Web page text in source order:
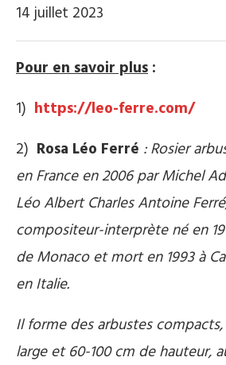
14 juillet 2023
Pour en savoir plus :
1) https://leo-ferre.com/
2) Rosa Léo Ferré : Rosier
en France en 2006 par Michel
Léo Albert Charles Antoine
compositeur-interprète né en
de Monaco et mort en 1993 à
en Italie.
Il forme des arbustes
large et 60-100 cm de hauteur,